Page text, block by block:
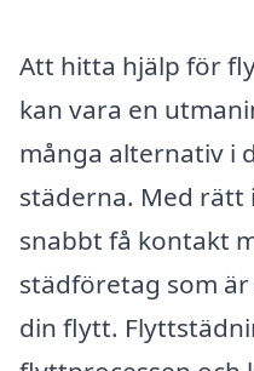
Att hitta hjälp för
kan vara en
många alternativ i
städerna. Med
snabbt få kontakt
städföretag som
din flytt.